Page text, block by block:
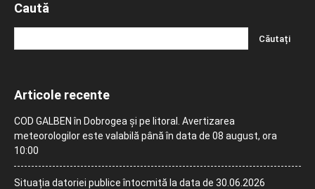
Caută
Articole recente
COD GALBEN în Dobrogea și pe litoral. Avertizarea
meteorologilor este valabilă până în data de 08 august, ora
10:00
Situația datoriei publice întocmită la data de 30.06.2026